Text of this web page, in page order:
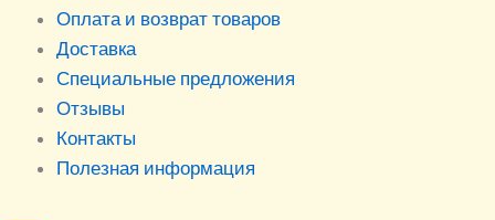
Оплата и возврат товаров
Доставка
Специальные предложения
Отзывы
Контакты
Полезная информация